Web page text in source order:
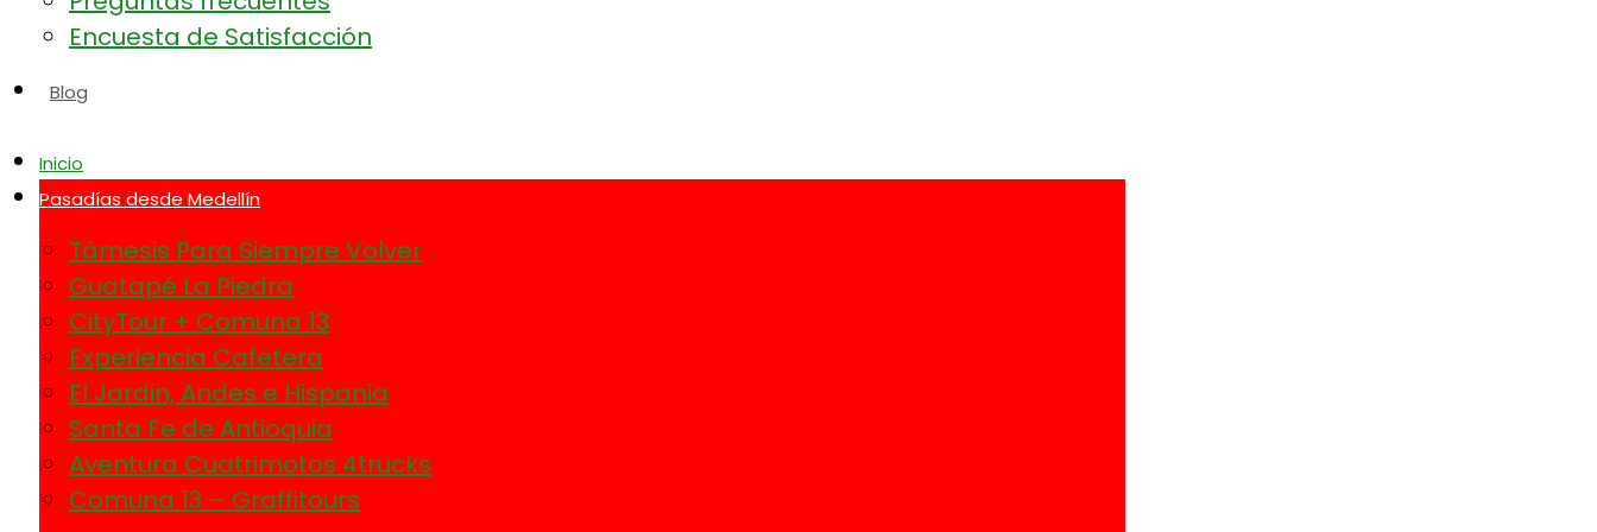
Encuesta de Satisfacción
Blog
Inicio
Pasadías desde Medellín
Támesis Para Siempre Volver
Guatapé La Piedra
CityTour + Comuna 13
Experiencia Cafetera
El Jardin, Andes e Hispania
Santa Fe de Antioquia
Aventura Cuatrimotos 4trucks
Comuna 13 – Graffitours